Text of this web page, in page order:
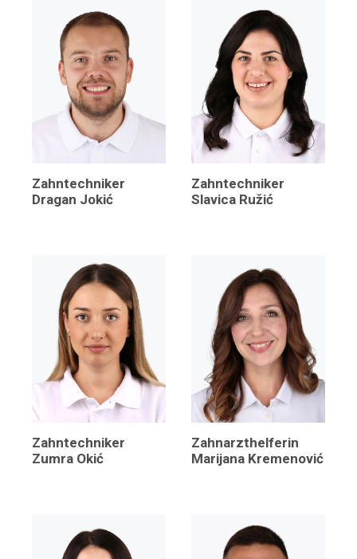
Zahntechniker
Dragan Jokić
Zahntechniker
Slavica Ružić
Zahntechniker
Zumra Okić
Zahnarzthelferin
Marijana Kremenović